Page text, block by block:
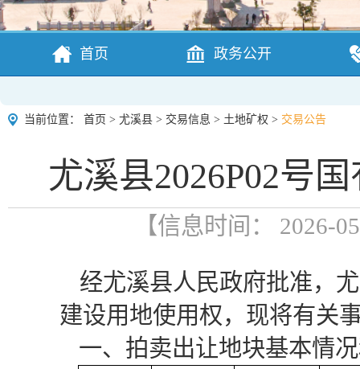
首页 政务公开
当前位置： 首页 > 尤溪县 > 交易信息 > 土地矿权 > 交易公告
尤溪县2026P02号
【信息时间： 2026-
经尤溪县人民政府批准，
建设用地使用权，现将有关
一、拍卖出让地块基本情